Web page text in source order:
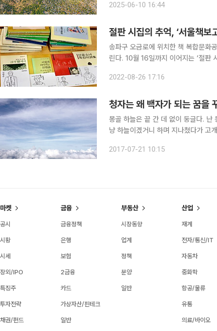
시대의 풍경을, 사람들의 마음을 고스
2025-06-10 16:44
절판 시집의 추억, ‘서울책보
송파구 오금로에 위치한 책 복합문화
린다. 10월 16일까지 이어지는 ‘절판 시집의 추억전(展)’은 문학과지성사, 창비, 민음사 등 출판사들
화시집, 대학교 시 동아리에서 내놓은
2022-08-26 17:16
청자는 왜 백자가 되는 꿈을
몽골 하늘은 끝 간 데 없이 둥글다. 난
냥 하늘이겠거니 하며 지나쳤다가 고
대고 누웠다. 이렇게 편히 하늘을 볼
2017-07-21 10:15
마켓
공시
시황
시세
장외/IPO
특징주
투자전략
채권/펀드
금융
금융정책
은행
보험
2금융
카드
가상자산/핀테크
일반
부동산
시장동향
업계
정책
분양
일반
산업
재계
전자/통신/IT
자동차
중화학
항공/물류
유통
의료/바이오